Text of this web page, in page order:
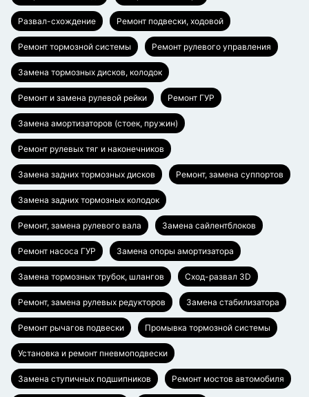
Развал-схождение Ремонт подвески, ходовой
Ремонт тормозной системы Ремонт рулевого управления
Замена тормозных дисков, колодок
Ремонт и замена рулевой рейки Ремонт ГУР
Замена амортизаторов (стоек, пружин)
Ремонт рулевых тяг и наконечников
Замена задних тормозных дисков Ремонт, замена суппортов
Замена задних тормозных колодок
Ремонт, замена рулевого вала Замена сайлентблоков
Ремонт насоса ГУР Замена опоры амортизатора
Замена тормозных трубок, шлангов Сход-развал 3D
Ремонт, замена рулевых редукторов Замена стабилизатора
Ремонт рычагов подвески Промывка тормозной системы
Установка и ремонт пневмоподвески
Замена ступичных подшипников Ремонт мостов автомобиля